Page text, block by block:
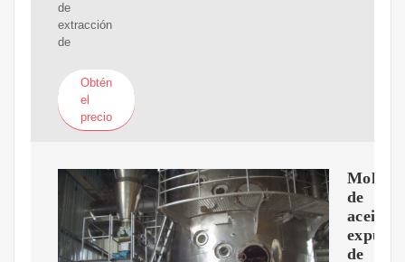
de
extracción
de
Obtén
el
precio
Molino
de
aceite
de